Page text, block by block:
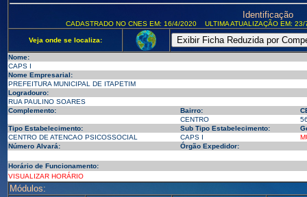
Identificação
CADASTRADO NO CNES EM: 16/4/2020 ULTIMA ATUALIZAÇÃO EM:
Veja onde se localiza:
Nome:
CAPS I
Nome Empresarial:
PREFEITURA MUNICIPAL DE ITAPETIM
Logradouro:
RUA PAULINO SOARES
Complemento:
Bairro:
CENTRO
Tipo Estabelecimento:
Sub Tipo Estabelecimento:
CENTRO DE ATENCAO PSICOSSOCIAL
CAPS I
Número Alvará:
Órgão Expedidor:
Horário de Funcionamento:
VISUALIZAR HORÁRIO
Módulos: